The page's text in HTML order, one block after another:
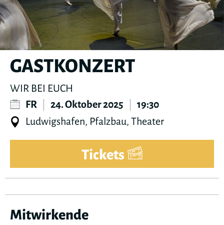
GASTKONZERT
WIR BEI EUCH
FR
24. Oktober 2025
19:30
Ludwigshafen, Pfalzbau, Theater
Tickets
Mitwirkende